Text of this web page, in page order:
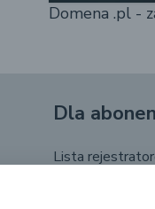
Domena .pl -
Dla
Lista